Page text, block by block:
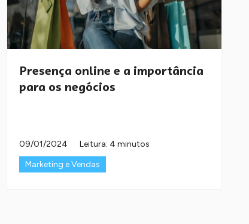
Presença online e a importância
para os negócios
09/01/2024
Leitura: 4 minutos
Marketing e Vendas